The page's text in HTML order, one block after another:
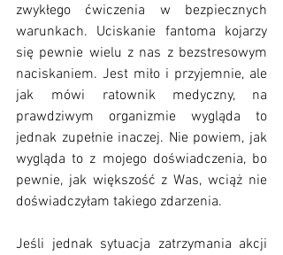
zwykłego ćwiczenia w bezpiecznych
warunkach. Uciskanie fantoma kojarzy
się pewnie wielu z nas z bezstresowym
naciskaniem. Jest miło i przyjemnie, ale
jak mówi ratownik medyczny, na
prawdziwym organizmie wygląda to
jednak zupełnie inaczej. Nie powiem, jak
wygląda to z mojego doświadczenia, bo
pewnie, jak większość z Was, wciąż nie
doświadczyłam takiego zdarzenia.
Jeśli jednak sytuacja zatrzymania akcji